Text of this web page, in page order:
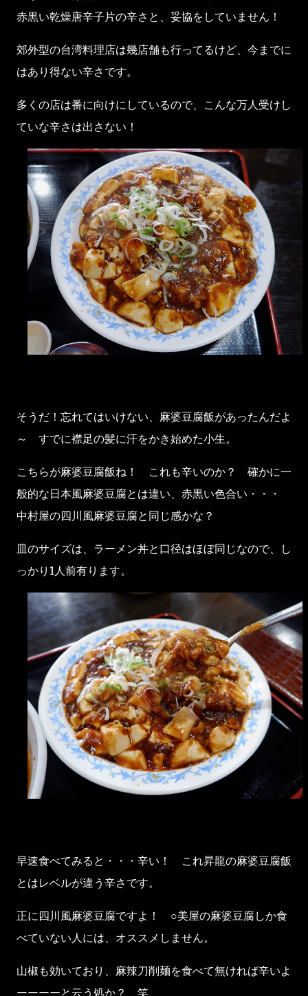
赤黒い乾燥唐辛子片の辛さと、妥協をしていません！
郊外型の台湾料理店は幾店舗も行ってるけど、今までに
はあり得ない辛さです。
多くの店は番に向けにしているので、こんな万人受けし
ていな辛さは出さない！
そうだ！忘れてはいけない、麻婆豆腐飯があったんだよ
～ すでに襟足の髪に汗をかき始めた小生。
こちらが麻婆豆腐飯ね！ これも辛いのか？ 確かに一
般的な日本風麻婆豆腐とは違い、赤黒い色合い・・・
中村屋の四川風麻婆豆腐と同じ感かな？
皿のサイズは、ラーメン丼と口径はほぼ同じなので、し
っかり1人前有ります。
早速食べてみると・・・辛い！ これ昇龍の麻婆豆腐飯
とはレベルが違う辛さです。
正に四川風麻婆豆腐ですよ！ ○美屋の麻婆豆腐しか食
べていない人には、オススメしません。
山椒も効いており、麻辣刀削麺を食べて無ければ辛いよ
ーーーーと云う処か？ 笑